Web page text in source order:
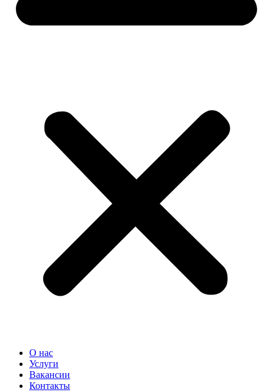
О нас
Услуги
Вакансии
Контакты